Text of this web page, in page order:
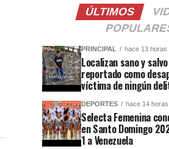
ÚLTIMOS
PRINCIPAL hace 13 horas
Localizan sano y
reportado como
víctima de ningún
DEPORTES hace 14 horas
Selecta Femenina
en Santo Domingo
1 a Venezuela